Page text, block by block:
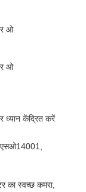
ध्यान केंद्रित करें
का स्वच्छ कमरा,